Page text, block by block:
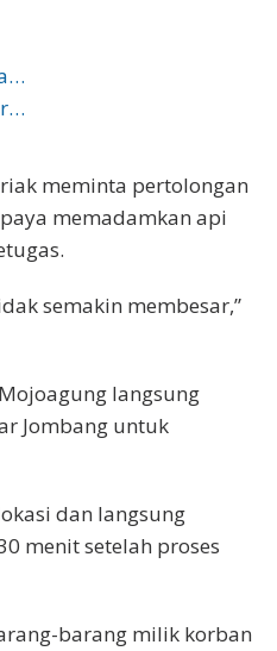
meminta pertolongan
memadamkan api
semakin membesar,”
langsung
Jombang untuk
dan langsung
menit setelah proses
barang milik korban